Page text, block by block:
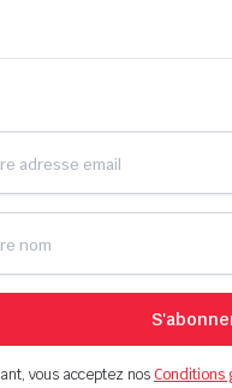
vous acceptez nosConditions